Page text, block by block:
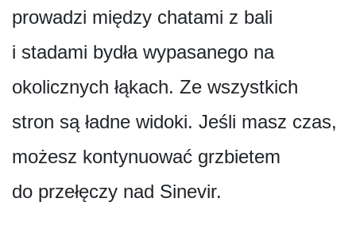
prowadzi między chatami z bali
i stadami bydła wypasanego na
okolicznych łąkach. Ze wszystkich
stron są ładne widoki. Jeśli masz czas,
możesz kontynuować grzbietem
do przełęczy nad Sinevir.